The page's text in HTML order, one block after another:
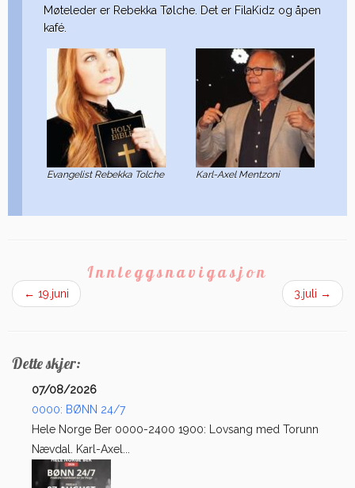
Møteleder er Rebekka Tølche. Det er FilaKidz og åpen
kafé.
Karl-Axel Mentzoni
Evangelist Rebekka Tolche
Innleggsnavigasjon
← 19.juni 3.juli →
Dette skjer:
07/08/2026
0000: BØNN 24/7
Hele Norge Ber 0000-2400 1900: Lovsang med Torunn
Nævdal. Karl-Axel...